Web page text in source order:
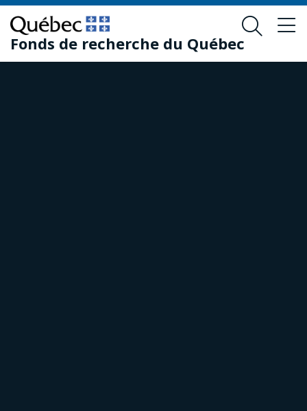
Skip
to
main
content
Skip
to
footer
Fonds de recherche du Québec